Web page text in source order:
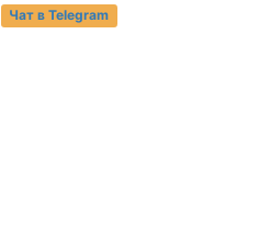
Чат в Telegram